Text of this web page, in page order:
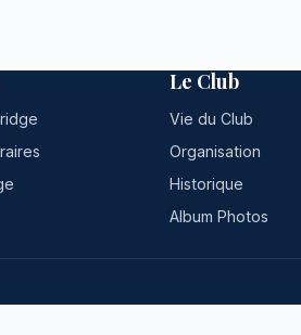
Le Club
Vie du Club
Organisation
Historique
Album Photos